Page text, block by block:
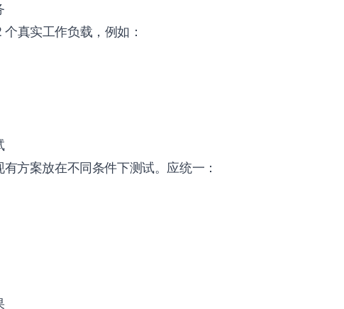
真实工作负载，例如：
方案放在不同条件下测试。应统一：